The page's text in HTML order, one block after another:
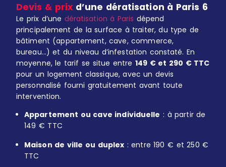
Devis & prix d’une dératisation à Paris 6
Le prix d’une dératisation à Paris dépend
principalement de la surface à traiter, du type de
bâtiment (appartement, cave, commerce,
bureau…) et du niveau d’infestation constaté. En
moyenne, le tarif se situe entre 149 € et 290 € TTC
pour un logement classique, avec un devis
personnalisé fourni gratuitement avant toute
intervention.
Appartement ou cave individuelle : à partir de
149 € TTC
Maison de ville ou duplex : entre 190 € et 250 €
TTC